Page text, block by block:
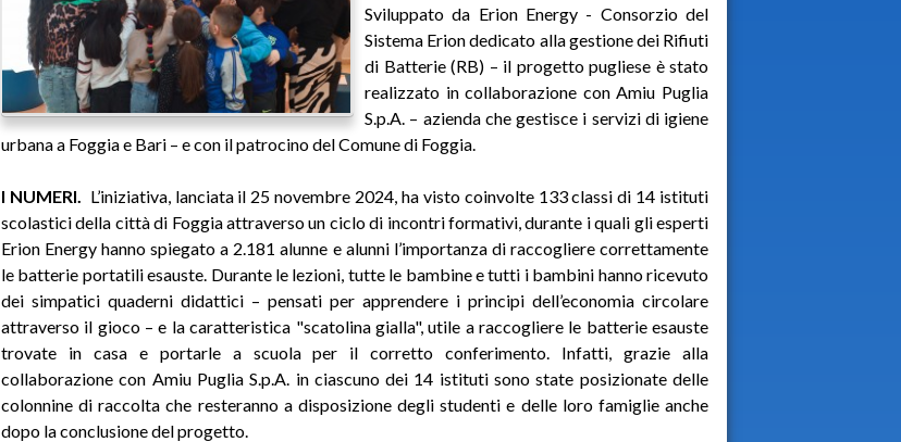
Sviluppato da Erion Energy - Consorzio del
Sistema Erion dedicato alla gestione dei Rifiuti
di Batterie (RB) – il progetto pugliese è stato
realizzato in collaborazione con Amiu Puglia
S.p.A. – azienda che gestisce i servizi di igiene
urbana a Foggia e Bari – e con il patrocino del Comune di Foggia.
I NUMERI. L’iniziativa, lanciata il 25 novembre 2024, ha visto coinvolte 133 classi di 14 istituti
scolastici della città di Foggia attraverso un ciclo di incontri formativi, durante i quali gli esperti
Erion Energy hanno spiegato a 2.181 alunne e alunni l’importanza di raccogliere correttamente
le batterie portatili esauste. Durante le lezioni, tutte le bambine e tutti i bambini hanno ricevuto
dei simpatici quaderni didattici – pensati per apprendere i principi dell’economia circolare
attraverso il gioco – e la caratteristica "scatolina gialla", utile a raccogliere le batterie esauste
trovate in casa e portarle a scuola per il corretto conferimento. Infatti, grazie alla
collaborazione con Amiu Puglia S.p.A. in ciascuno dei 14 istituti sono state posizionate delle
colonnine di raccolta che resteranno a disposizione degli studenti e delle loro famiglie anche
dopo la conclusione del progetto.